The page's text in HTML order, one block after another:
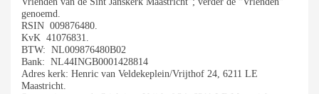
genoemd.
RSIN 009876480.
KvK 41076831.
BTW: NL009876480B02
Bank: NL44INGB0001428814
Adres kerk: Henric van Veldekeplein/Vrijthof 24, 6211 LE
Maastricht.